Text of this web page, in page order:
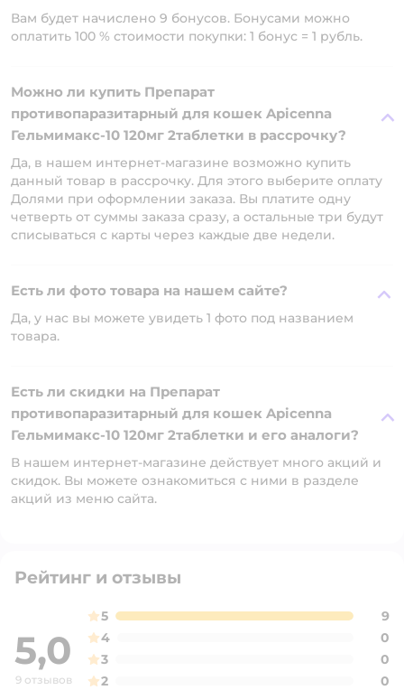
Вам будет начислено 9 бонусов. Бонусами можно
оплатить 100 % стоимости покупки: 1 бонус = 1 рубль.
Можно ли купить Препарат
противопаразитарный для кошек Apicenna
Гельмимакс-10 120мг 2таблетки в рассрочку?
Да, в нашем интернет-магазине возможно купить
данный товар в рассрочку. Для этого выберите оплату
Долями при оформлении заказа. Вы платите одну
четверть от суммы заказа сразу, а остальные три будут
списываться с карты через каждые две недели.
Есть ли фото товара на нашем сайте?
Да, у нас вы можете увидеть 1 фото под названием
товара.
Есть ли скидки на Препарат
противопаразитарный для кошек Apicenna
Гельмимакс-10 120мг 2таблетки и его аналоги?
В нашем интернет-магазине действует много акций и
скидок. Вы можете ознакомиться с ними в разделе
акций из меню сайта.
Рейтинг и отзывы
5,0
9 отзывов
5
9
4
0
3
0
2
0